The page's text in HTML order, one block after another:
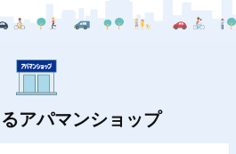
アパマンショップ